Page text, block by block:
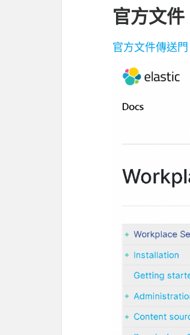
官方文件
官方文件傳送門